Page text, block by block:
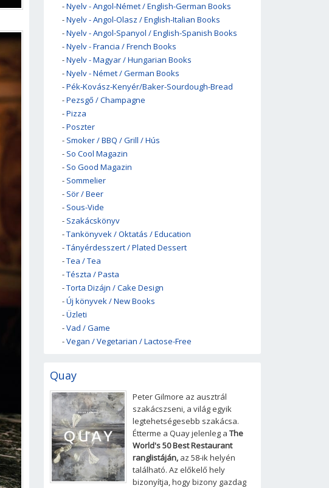
-Nyelv - Angol-Német / English-German Books
-Nyelv - Angol-Olasz / English-Italian Books
-Nyelv - Angol-Spanyol / English-Spanish Books
-Nyelv - Francia / French Books
-Nyelv - Magyar / Hungarian Books
-Nyelv - Német / German Books
-Pék-Kovász-Kenyér/Baker-Sourdough-Bread
-Pezsgő / Champagne
-Pizza
-Poszter
- Smoker / BBQ / Grill / Hús
- So Cool Magazin
- So Good Magazin
- Sommelier
- Sör / Beer
- Sous-Vide
- Szakácskönyv
-Tankönyvek / Oktatás / Education
-Tányérdesszert / Plated Dessert
-Tea / Tea
-Tészta / Pasta
-Torta Dizájn / Cake Design
-Új könyvek / New Books
-Üzleti
-Vad / Game
-Vegan / Vegetarian / Lactose-Free
Quay
Peter Gilmore az ausztrál
szakácszseni, a világ egyik
legtehetségesebb szakácsa.
Étterme a Quay jelenleg a The
World's 50 Best Restaurant
ranglistáján, az 58-ik helyén
található. Az előkelő hely
bizonyítja, hogy bizony gazdag